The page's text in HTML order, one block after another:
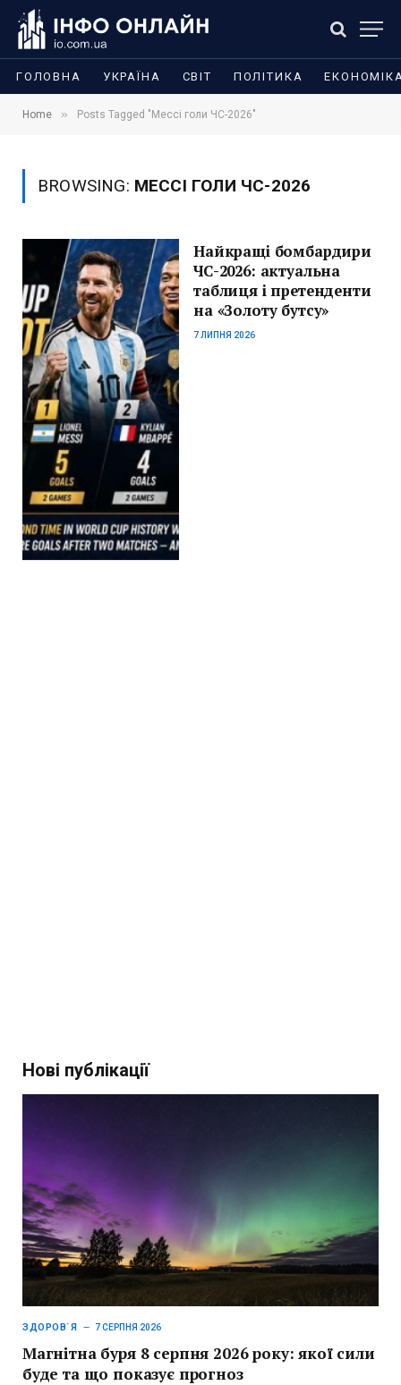
ГОЛОВНА УКРАЇНА СВІТ ПОЛІТИКА
Home » Posts Tagged "Мессі голи ЧС-2026"
BROWSING: МЕССІ ГОЛИ ЧС-2026
Найкращі бомбардири
ЧС-2026: актуальна
таблиця і претенденти
на «Золоту бутсу»
7 ЛИПНЯ 2026
Нові публікації
ЗДОРОВ`Я 7 СЕРПНЯ 2026
Магнітна буря 8 серпня 2026 року: якої сили
буде та що показує прогноз